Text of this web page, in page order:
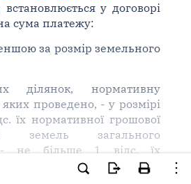
у договорі
сума платежу:
за розмір земельного
ділянок, нормативну
проведено, - у розмірі
їх нормативної грошової
земель загального
- не більше 1 відс. їх
грошової оцінки, для